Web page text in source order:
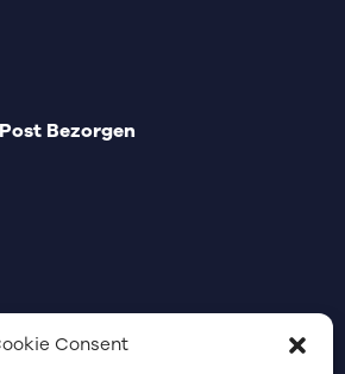
Consent
Bezorgen
Utrecht